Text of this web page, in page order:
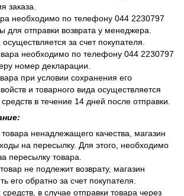
заказа.
необходимо по телефону 044 2230797
для отправки возврата у менеджера.
за счет покупателя.
необходимо по телефону 044 2230797
номер декларации.
при условии сохранения его
и товарного вида осуществляется
в течение 14 дней после отправки.
товара ненадлежащего качества, магазин
на пересылку. Для этого, необходимо
пересылку товара.
не подлежит возврату, магазин
его обратно за счет покупателя.
в случае отправки товара через